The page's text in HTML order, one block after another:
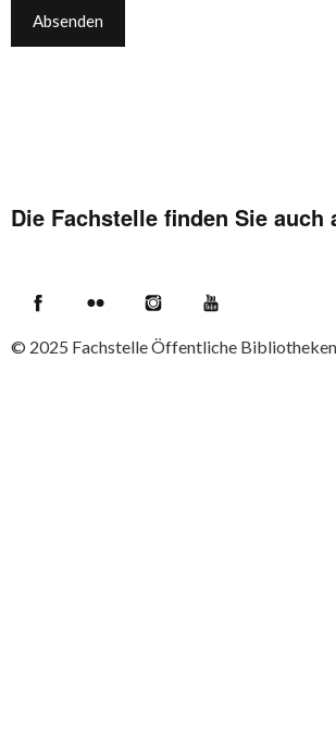
Die Fachstelle finden Sie auch
© 2025 Fachstelle Öffentliche